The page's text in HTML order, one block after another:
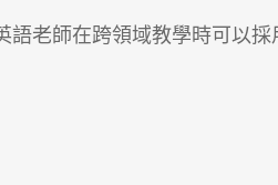
語老師在跨領域教學時可以採